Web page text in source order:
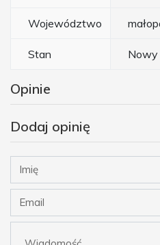
Województwo
Stan Nowy
Opinie
Dodaj opinię